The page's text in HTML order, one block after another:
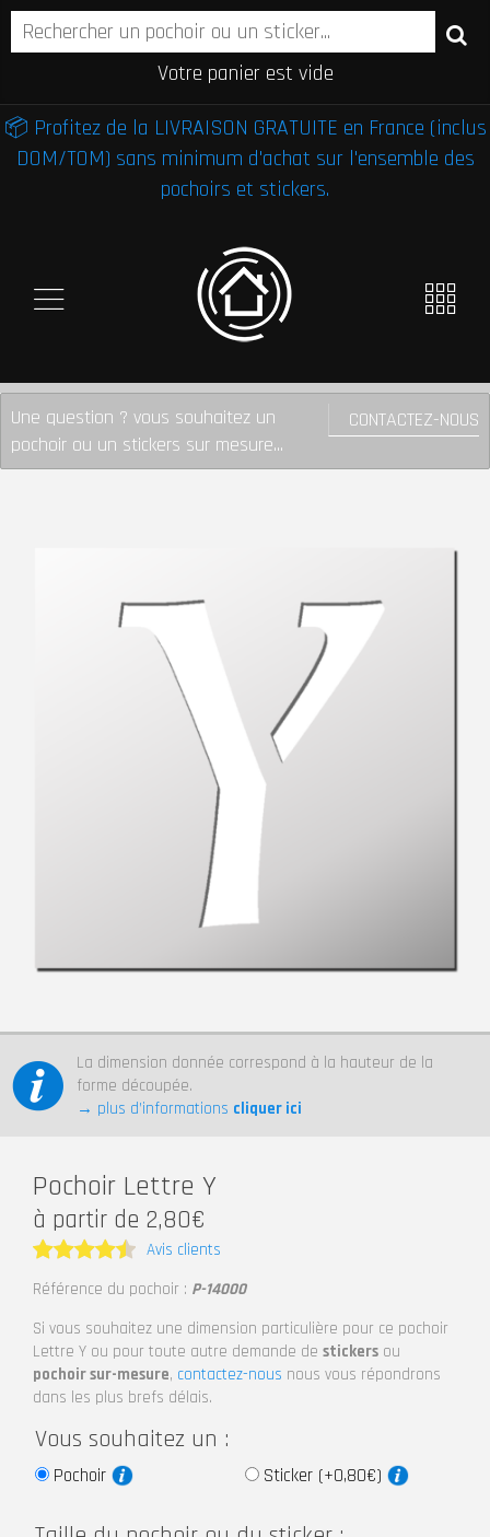
Votre panier est vide
📦 Profitez de la LIVRAISON GRATUITE en France (inclus
DOM/TOM) sans minimum d'achat sur l'ensemble des
pochoirs et stickers.
CONTACTEZ-NOUS
Une question ? vous souhaitez un
pochoir ou un stickers sur mesure...
La dimension donnée correspond à la hauteur de la
forme découpée.
→ plus d’informations cliquer ici
Pochoir Lettre Y
à partir de 2,80€
Note4.5
Avis clients
Référence du pochoir : P-14000
Si vous souhaitez une dimension particulière pour ce pochoir
Lettre Y ou pour toute autre demande de stickers ou
pochoir sur-mesure, contactez-nous nous vous répondrons
dans les plus brefs délais.
Vous souhaitez un :
Pochoir Sticker (+0,80€)